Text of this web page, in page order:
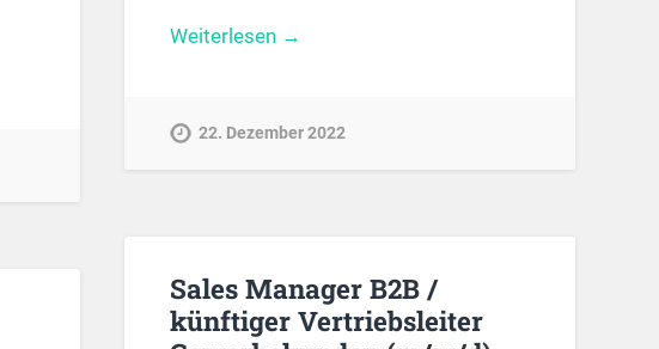
Weiterlesen →
22. Dezember 2022
Sales Manager B2B /
künftiger Vertriebsleiter